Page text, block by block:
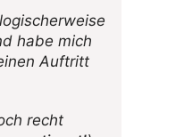
habe mich
Auftritt
recht